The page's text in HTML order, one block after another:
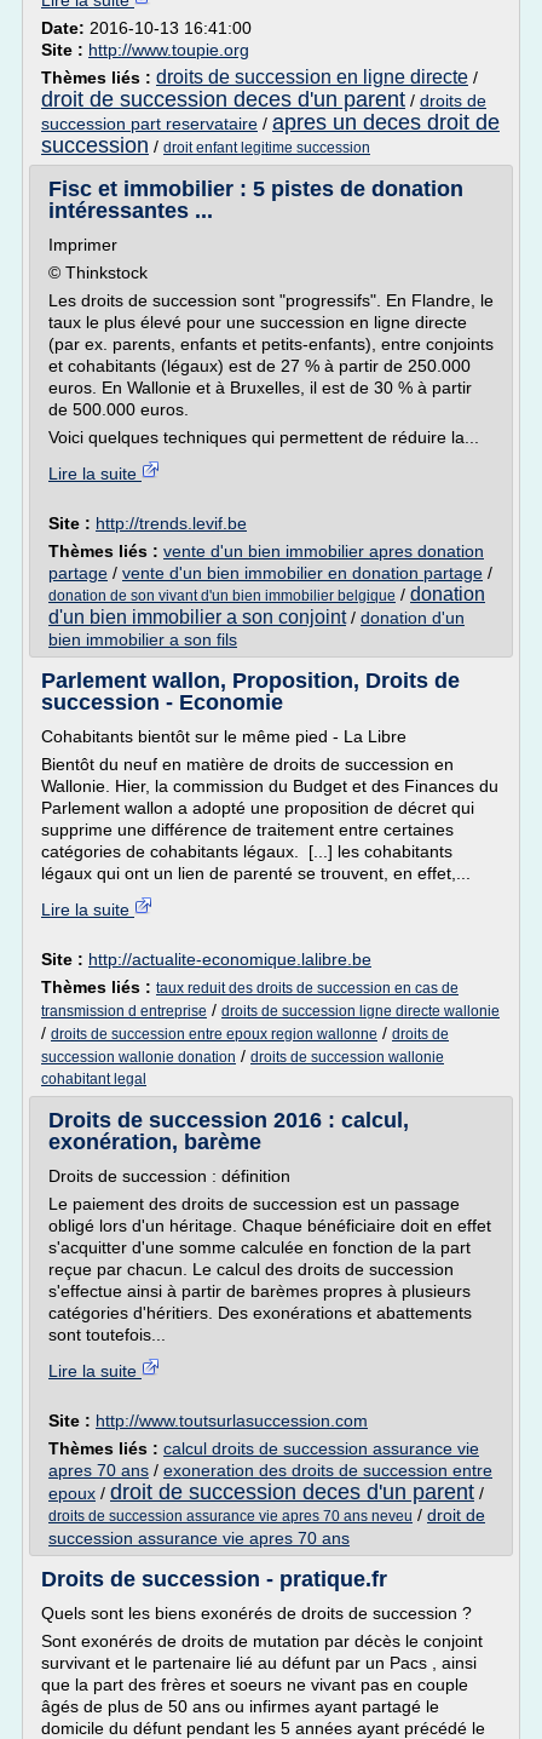
Date: 2016-10-13 16:41:00
Site : http://www.toupie.org
Thèmes liés : droits de succession en ligne directe /
droit de succession deces d'un parent / droits de
succession part reservataire / apres un deces droit de
succession / droit enfant legitime succession
Fisc et immobilier : 5 pistes de donation
intéressantes ...
Imprimer
© Thinkstock
Les droits de succession sont "progressifs". En Flandre, le
taux le plus élevé pour une succession en ligne directe
(par ex. parents, enfants et petits-enfants), entre conjoints
et cohabitants (légaux) est de 27 % à partir de 250.000
euros. En Wallonie et à Bruxelles, il est de 30 % à partir
de 500.000 euros.
Voici quelques techniques qui permettent de réduire la...
Lire la suite
Site : http://trends.levif.be
Thèmes liés : vente d'un bien immobilier apres donation
partage / vente d'un bien immobilier en donation partage /
donation de son vivant d'un bien immobilier belgique / donation
d'un bien immobilier a son conjoint/ donation d'un
bien immobilier a son fils
Parlement wallon, Proposition, Droits de
succession - Economie
Cohabitants bientôt sur le même pied - La Libre
Bientôt du neuf en matière de droits de succession en
Wallonie. Hier, la commission du Budget et des Finances du
Parlement wallon a adopté une proposition de décret qui
supprime une différence de traitement entre certaines
catégories de cohabitants légaux. [...] les cohabitants
légaux qui ont un lien de parenté se trouvent, en effet,...
Lire la suite
Site : http://actualite-economique.lalibre.be
Thèmes liés : taux reduit des droits de succession en cas de
transmission d entreprise / droits de succession ligne directe wallonie
/ droits de succession entre epoux region wallonne / droits de
succession wallonie donation / droits de succession wallonie
cohabitant legal
Droits de succession 2016 : calcul,
exonération, barème
Droits de succession : définition
Le paiement des droits de succession est un passage
obligé lors d'un héritage. Chaque bénéficiaire doit en effet
s'acquitter d'une somme calculée en fonction de la part
reçue par chacun. Le calcul des droits de succession
s'effectue ainsi à partir de barèmes propres à plusieurs
catégories d'héritiers. Des exonérations et abattements
sont toutefois...
Lire la suite
Site : http://www.toutsurlasuccession.com
Thèmes liés : calcul droits de succession assurance vie
apres 70 ans / exoneration des droits de succession entre
epoux / droit de succession deces d'un parent /
droits de succession assurance vie apres 70 ans neveu / droit de
succession assurance vie apres 70 ans
Droits de succession - pratique.fr
Quels sont les biens exonérés de droits de succession ?
Sont exonérés de droits de mutation par décès le conjoint
survivant et le partenaire lié au défunt par un Pacs , ainsi
que la part des frères et soeurs ne vivant pas en couple
âgés de plus de 50 ans ou infirmes ayant partagé le
domicile du défunt pendant les 5 années ayant précédé le